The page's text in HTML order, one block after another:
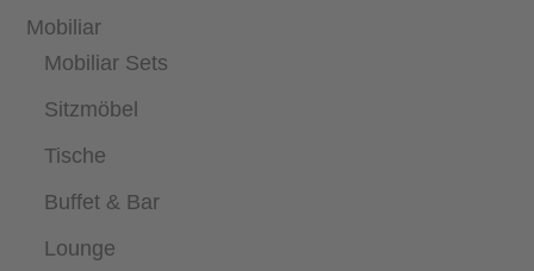
Mobiliar
Mobiliar Sets
Sitzmöbel
Tische
Buffet & Bar
Lounge